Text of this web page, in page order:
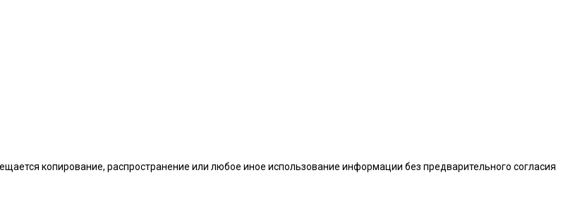
копирование, распространение или любое иное использование информации без предварительного согласия